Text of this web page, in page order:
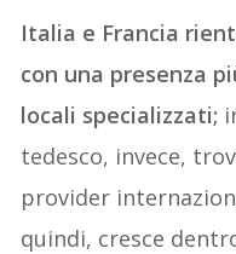
Italia e Francia
con una presenza
locali specializzati;
tedesco, invece,
provider
quindi, cresce